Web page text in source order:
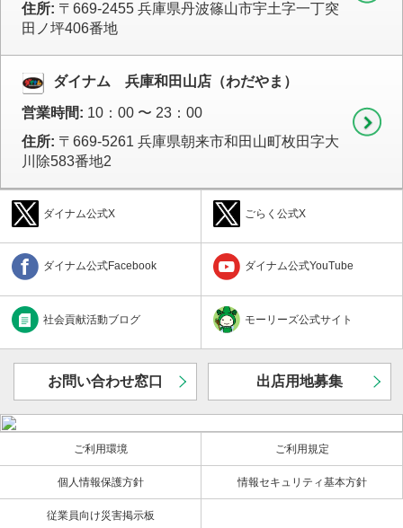
住所: 〒669-2455 兵庫県丹波篠山市宇土字一丁突
田ノ坪406番地
ダイナム 兵庫和田山店（わだやま）
営業時間: 10：00 〜 23：00
住所: 〒669-5261 兵庫県朝来市和田山町枚田字大
川除583番地2
ダイナム公式X ごらく公式X
ダイナム公式Facebook ダイナム公式YouTube
社会貢献活動ブログ モーリーズ公式サイト
お問い合わせ窓口 出店用地募集
ご利用環境 ご利用規定
個人情報保護方針 情報セキュリティ基本方針
従業員向け災害掲示板